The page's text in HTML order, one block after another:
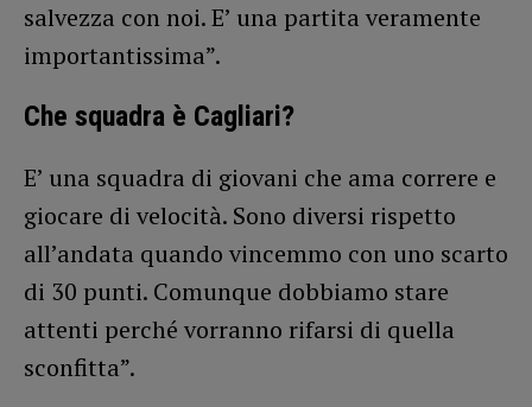
salvezza con noi. E’ una partita veramente
importantissima”.
Che squadra è Cagliari?
E’ una squadra di giovani che ama correre e
giocare di velocità. Sono diversi rispetto
all’andata quando vincemmo con uno scarto
di 30 punti. Comunque dobbiamo stare
attenti perché vorranno rifarsi di quella
sconfitta”.